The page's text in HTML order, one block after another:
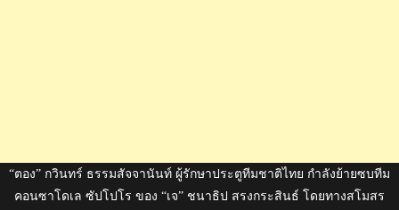
“ตอง” กวินทร์ ธรรมสัจจานันท์ ผู้รักษาประตูทีมชาติไทย กำลังย้ายซบทีม
คอนซาโดเล ซัปโปโร ของ “เจ” ชนาธิป สรงกระสินธ์ โดยทางสโมสร